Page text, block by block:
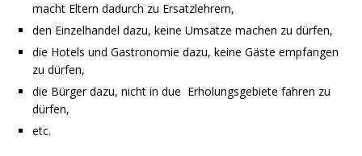
macht Eltern dadurch zu Ersatzlehrern,
den Einzelhandel dazu, keine Umsätze machen zu dürfen,
die Hotels und Gastronomie dazu, keine Gäste empfangen
zu dürfen,
die Bürger dazu, nicht in due Erholungsgebiete fahren zu
dürfen,
etc.